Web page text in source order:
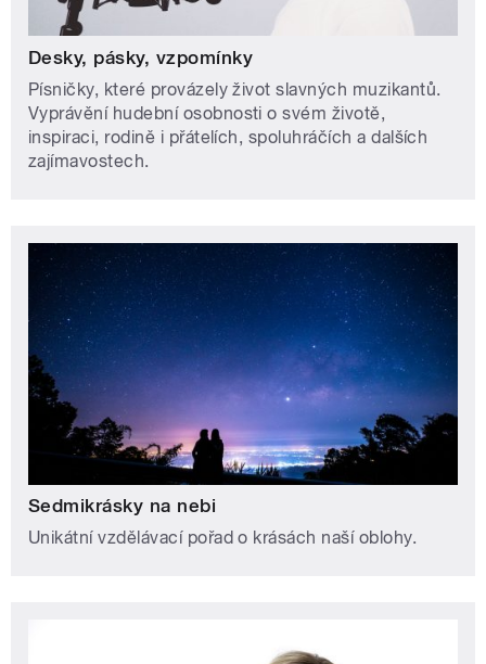
Desky, pásky, vzpomínky
Písničky, které provázely život slavných muzikantů.
Vyprávění hudební osobnosti o svém životě,
inspiraci, rodině i přátelích, spoluhráčích a dalších
zajímavostech.
Sedmikrásky na nebi
Unikátní vzdělávací pořad o krásách naší oblohy.